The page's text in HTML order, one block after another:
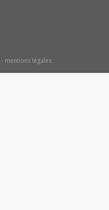
mentions légales